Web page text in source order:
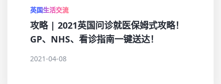
英国生活交流
攻略 | 2021英国问诊就医保姆式攻略！
GP、NHS、看诊指南一键送达！
2021-04-08